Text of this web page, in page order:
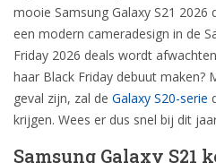
mooie Samsung Galaxy S21
een modern cameradesign in de
Friday 2026 deals wordt
haar Black Friday debuut
geval zijn, zal de Galaxy S20-serie
krijgen. Wees er dus snel bij dit
Samsung Galaxy S21